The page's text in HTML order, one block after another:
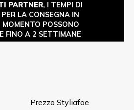
PARTNER, I TEMPI DI
LA CONSEGNA IN
MOMENTO POSSONO
FINO A 2 SETTIMANE
Prezzo Styliafoe